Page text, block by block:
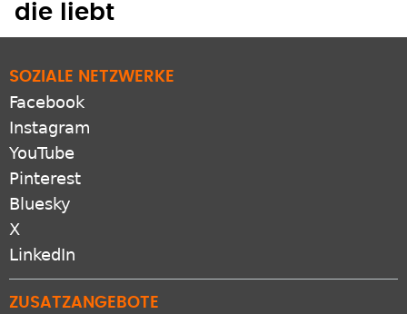
die liebt
SOZIALE NETZWERKE
Facebook
Instagram
YouTube
Pinterest
Bluesky
X
LinkedIn
ZUSATZANGEBOTE